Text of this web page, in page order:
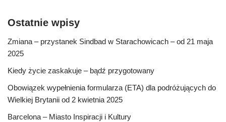
Ostatnie wpisy
Zmiana – przystanek Sindbad w Starachowicach – od 21 maja
2025
Kiedy życie zaskakuje – bądź przygotowany
Obowiązek wypełnienia formularza (ETA) dla podróżujących do
Wielkiej Brytanii od 2 kwietnia 2025
Barcelona – Miasto Inspiracji i Kultury